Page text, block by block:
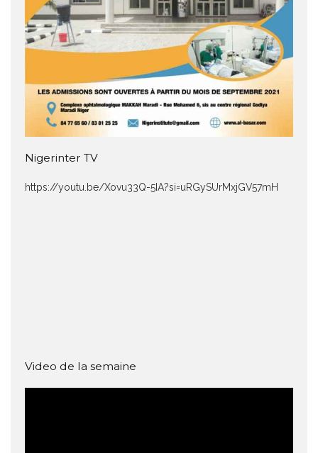
Nigerinter TV
https://youtu.be/Xovu33Q-5IA?si=uRGySUrMxjGV57mH
Video de la semaine